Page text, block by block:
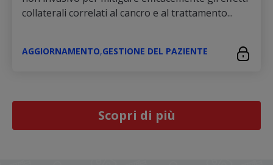
collaterali correlati al cancro e al trattamento...
AGGIORNAMENTO,GESTIONE DEL PAZIENTE
Scopri di più